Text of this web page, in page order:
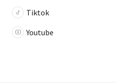
Tiktok
Youtube